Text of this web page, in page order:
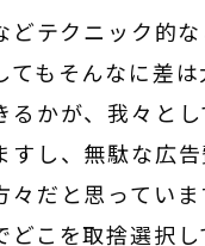
どテクニック的
てもそんなに差
るかが、我々と
すし、無駄な広
々だと思ってい
どこを取捨選択